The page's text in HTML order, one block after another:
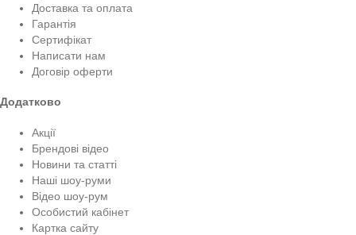
Доставка та оплата
Гарантія
Сертифікат
Написати нам
Договір оферти
Додатково
Акції
Брендові відео
Новини та статті
Наші шоу-руми
Відео шоу-рум
Особистий кабінет
Картка сайту